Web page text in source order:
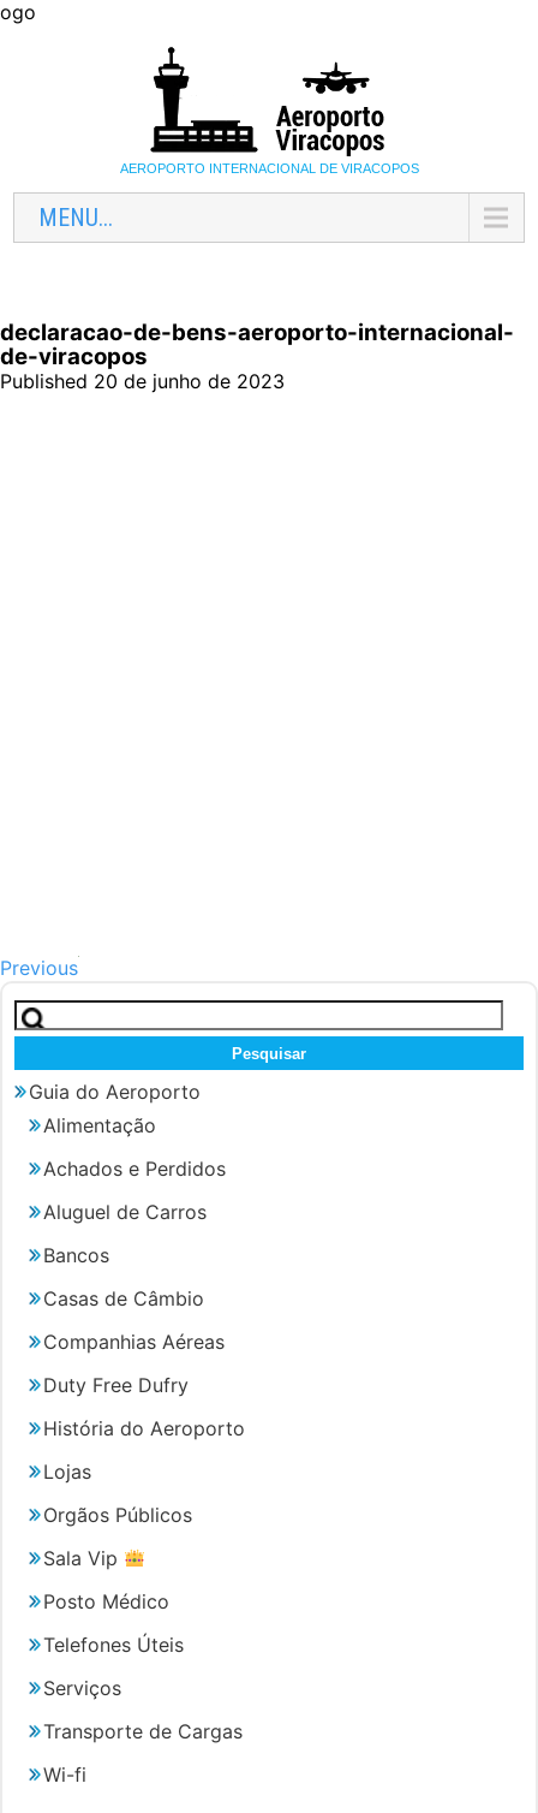
ogo
AEROPORTO INTERNACIONAL DE VIRACOPOS
MENU...
declaracao-de-bens-aeroporto-internacional-
de-viracopos
Published 20 de junho de 2023
Previous
Pesquisar
por:
Guia do Aeroporto
Alimentação
Achados e Perdidos
Aluguel de Carros
Bancos
Casas de Câmbio
Companhias Aéreas
Duty Free Dufry
História do Aeroporto
Lojas
Orgãos Públicos
Sala Vip
Posto Médico
Telefones Úteis
Serviços
Transporte de Cargas
Wi-fi